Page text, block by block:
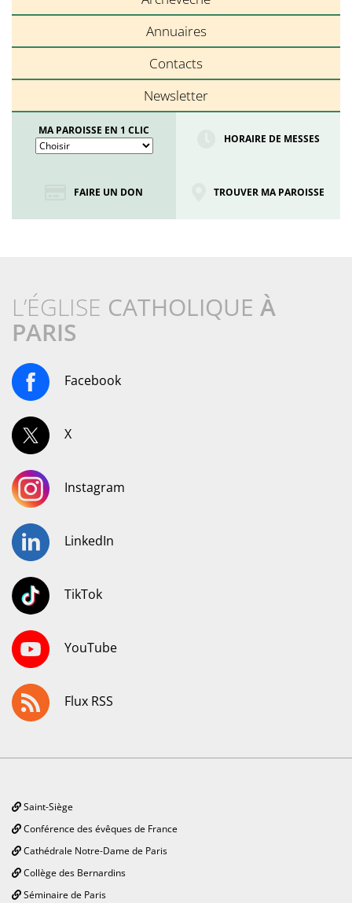
Annuaires
Contacts
Newsletter
MA PAROISSE EN 1 CLIC
HORAIRE DE MESSES
FAIRE UN DON TROUVER MA PAROISSE
L’ÉGLISE CATHOLIQUE À
PARIS
Facebook
X
Instagram
LinkedIn
TikTok
YouTube
Flux RSS
Saint-Siège
Conférence des évêques de France
Cathédrale Notre-Dame de Paris
Collège des Bernardins
Séminaire de Paris